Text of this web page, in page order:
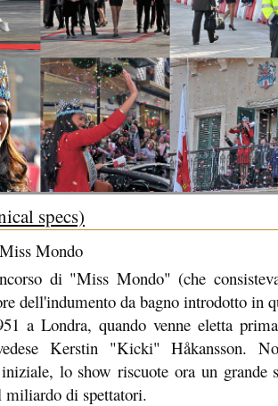
specs)
Mondo
di "Miss Mondo" (che
dell'indumento da bagno introdotto in
a Londra, quando venne eletta
Kerstin "Kicki" Håkansson.
lo show riscuote ora un grande
miliardo di spettatori.